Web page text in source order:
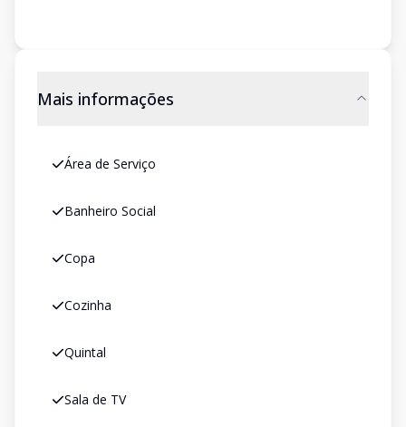
Mais informações
Área de Serviço
Banheiro Social
Copa
Cozinha
Quintal
Sala de TV